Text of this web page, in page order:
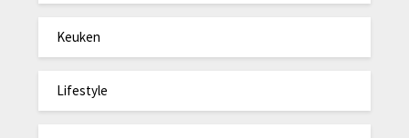
Keuken
Lifestyle